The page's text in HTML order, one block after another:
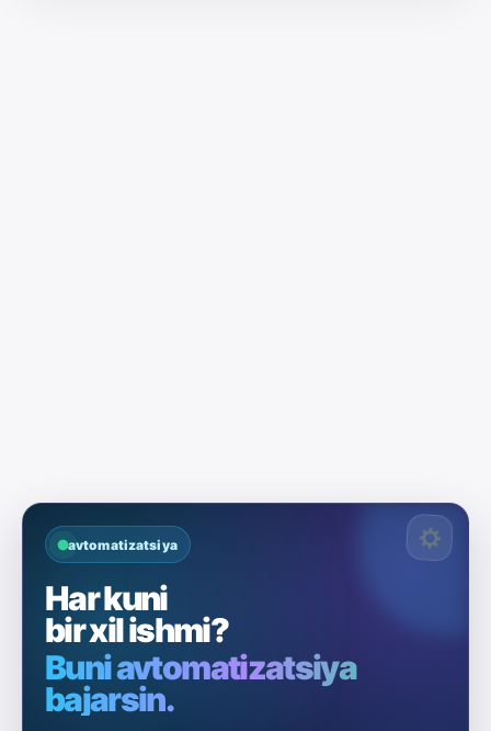
avtomatizatsiya
Har kuni
bir xil ishmi?
Buni avtomatizatsiya
bajarsin.